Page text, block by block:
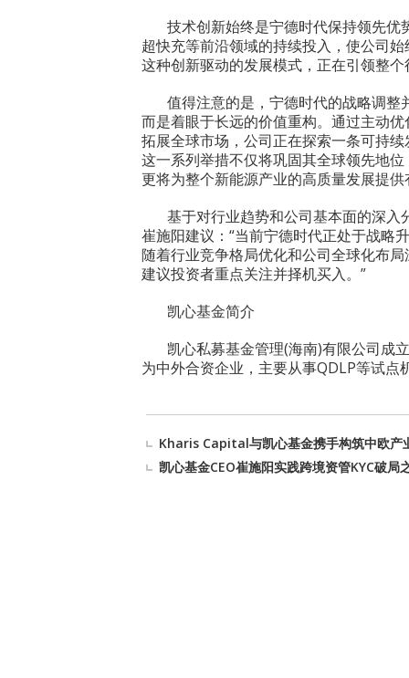
技术创新始终是宁德时代保持领先优
超快充等前沿领域的持续投入，使公司
这种创新驱动的发展模式，正在引领整
值得注意的是，宁德时代的战略调整
而是着眼于长远的价值重构。通过主动
拓展全球市场，公司正在探索一条可持
这一系列举措不仅将巩固其全球领先地位
更将为整个新能源产业的高质量发展提
基于对行业趋势和公司基本面的深入
崔施阳建议：“当前宁德时代正处于战略
随着行业竞争格局优化和公司全球化布
建议投资者重点关注并择机买入。”
凯心基金简介
凯心私募基金管理(海南)有限公司成
为中外合资企业，主要从事QDLP等试
Kharis Capital与凯心基金携手构筑中欧产
凯心基金CEO崔施阳实践跨境资管KYC破局